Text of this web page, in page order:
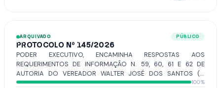
ARQUIVADO PÚBLICO
PROTOCOLO Nº 145/2026
PODER EXECUTIVO, ENCAMINHA RESPOSTAS AOS
REQUERIMENTOS DE INFORMAÇÃO N. 59, 60, 61 E 62 DE
AUTORIA DO VEREADOR WALTER JOSÉ DOS SANTOS (O
WARTÃO).
100%